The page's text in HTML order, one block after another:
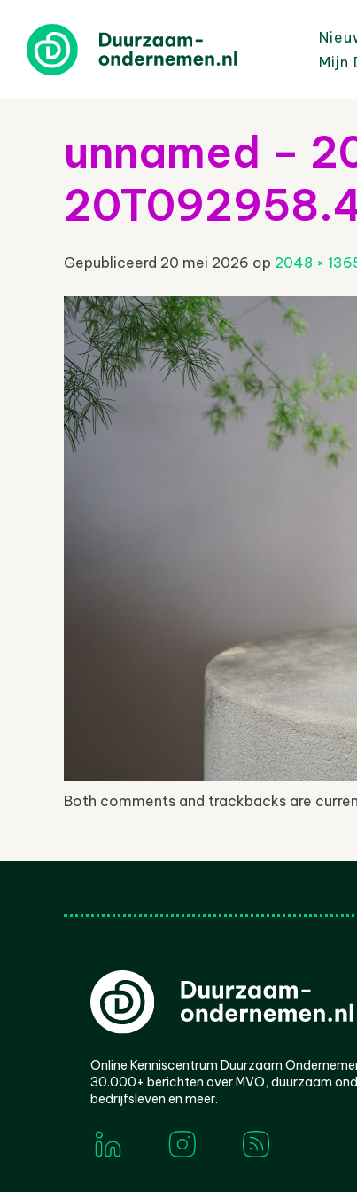
Mijn
unnamed –
Gepubliceerd 20 mei 2026 op 2048 ×
Both comments and trackbacks are
Online Kenniscentrum Duurzaam
30.000+ berichten over MVO, duurzaam
bedrijfsleven en meer.